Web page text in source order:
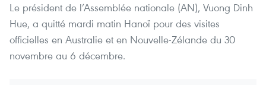
Le président de l’Assemblée nationale (AN), Vuong Dinh
Hue, a quitté mardi matin Hanoï pour des visites
officielles en Australie et en Nouvelle-Zélande du 30
novembre au 6 décembre.